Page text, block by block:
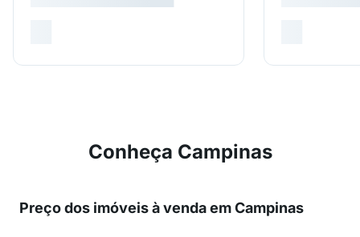
Conheça Campinas
Preço dos imóveis à venda em Campinas